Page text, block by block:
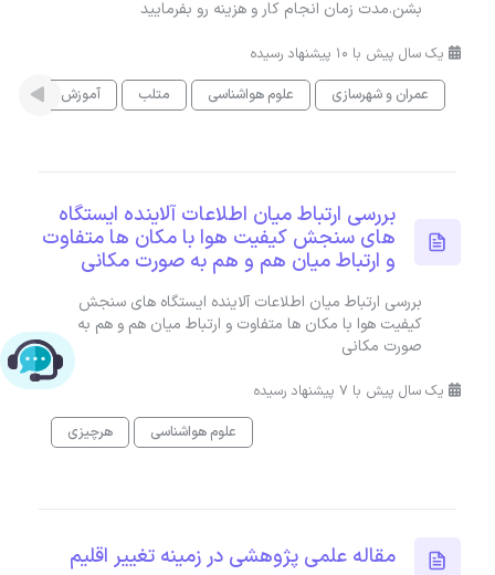
بشن.مدت زمان انجام کار و هزینه رو بفرمایید
یک سال پیش با 10 پیشنهاد رسیده
عمران و شهرسازی
علوم هواشناسی متلب آموزش
بررسی ارتباط میان اطلاعات آلاینده ایستگاه
های سنجش کیفیت هوا با مکان ها متفاوت
و ارتباط میان هم و هم به صورت مکانی
بررسی ارتباط میان اطلاعات آلاینده ایستگاه های سنجش
کیفیت هوا با مکان ها متفاوت و ارتباط میان هم و هم به
صورت مکانی
یک سال پیش با 7 پیشنهاد رسیده
علوم هواشناسی
هرچیزی
مقاله علمی پژوهشی در زمینه تغییر اقلیم
چت با پشتیبانی پارس‌کدرز